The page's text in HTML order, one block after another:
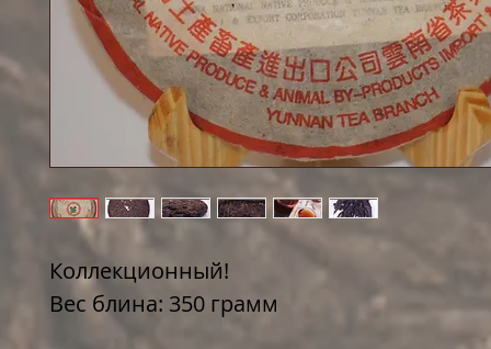
Коллекционный!
Вес блина: 350 грамм